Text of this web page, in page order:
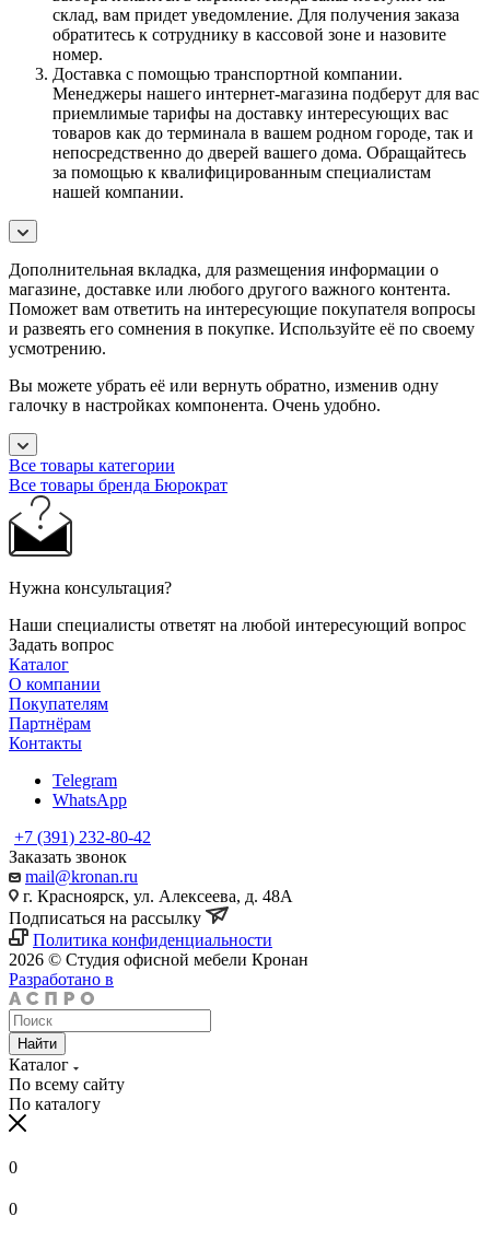
склад, вам придет уведомление. Для получения заказа
обратитесь к сотруднику в кассовой зоне и назовите
номер.
Доставка с помощью транспортной компании.
Менеджеры нашего интернет-магазина подберут для вас
приемлимые тарифы на доставку интересующих вас
товаров как до терминала в вашем родном городе, так и
непосредственно до дверей вашего дома. Обращайтесь
за помощью к квалифицированным специалистам
нашей компании.
Дополнительная вкладка, для размещения информации о
магазине, доставке или любого другого важного контента.
Поможет вам ответить на интересующие покупателя вопросы
и развеять его сомнения в покупке. Используйте её по своему
усмотрению.
Вы можете убрать её или вернуть обратно, изменив одну
галочку в настройках компонента. Очень удобно.
Все товары категории
Все товары бренда Бюрократ
Нужна консультация?
Наши специалисты ответят на любой интересующий вопрос
Задать вопрос
Каталог
О компании
Покупателям
Партнёрам
Контакты
Telegram
WhatsApp
+7 (391) 232-80-42
Заказать звонок
mail@kronan.ru
г. Красноярск, ул. Алексеева, д. 48А
Подписаться на рассылку
Политика конфиденциальности
2026 © Студия офисной мебели Кронан
Разработано в
Найти
Каталог
По всему сайту
По каталогу
0
0